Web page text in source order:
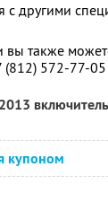
с другими
также
(812) 572-77-05
купоном